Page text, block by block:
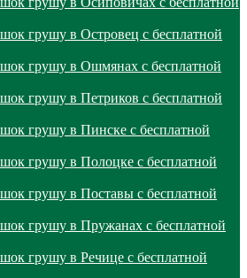
грушу в Островец с бесплатной
грушу в Ошмянах с бесплатной
грушу в Петриков с бесплатной
грушу в Пинске с бесплатной
грушу в Полоцке с бесплатной
грушу в Поставы с бесплатной
грушу в Пружанах с бесплатной
грушу в Речице с бесплатной